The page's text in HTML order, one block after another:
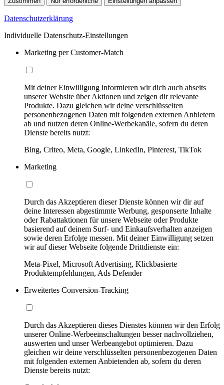
Datenschutzerklärung
Individuelle Datenschutz-Einstellungen
Marketing per Customer-Match
Mit deiner Einwilligung informieren wir dich auch abseits
unserer Website über Aktionen und zeigen dir relevante
Produkte. Dazu gleichen wir deine verschlüsselten
personenbezogenen Daten mit folgenden externen Anbietern
ab und nutzen deren Online-Werbekanäle, sofern du deren
Dienste bereits nutzt:
Bing, Criteo, Meta, Google, LinkedIn, Pinterest, TikTok
Marketing
Durch das Akzeptieren dieser Dienste können wir dir auf
deine Interessen abgestimmte Werbung, gesponserte Inhalte
oder Rabattaktionen für unsere Webseite oder Produkte
basierend auf deinem Surf- und Einkaufsverhalten anzeigen
sowie deren Erfolge messen. Mit deiner Einwilligung setzen
wir auf dieser Webseite folgende Drittdienste ein:
Meta-Pixel, Microsoft Advertising, Klickbasierte
Produktempfehlungen, Ads Defender
Erweitertes Conversion-Tracking
Durch das Akzeptieren dieses Dienstes können wir den Erfolg
unserer Online-Werbeeinschaltungen besser nachvollziehen,
auswerten und unser Werbeangebot optimieren. Dazu
gleichen wir deine verschlüsselten personenbezogenen Daten
mit folgenden externen Anbietenden ab, sofern du deren
Dienste bereits nutzt: